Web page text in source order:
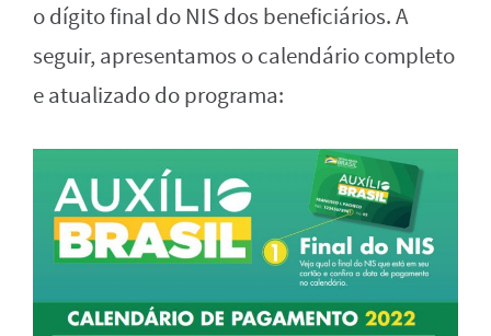
o dígito final do NIS dos beneficiários. A
seguir, apresentamos o calendário completo
e atualizado do programa: